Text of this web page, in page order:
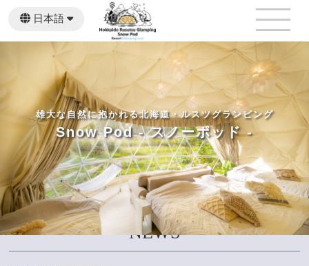
日本語
English
雄大な自然に抱かれる北海道・ルスツグランピング
Snow Pod- スノーポッド -
NEWS